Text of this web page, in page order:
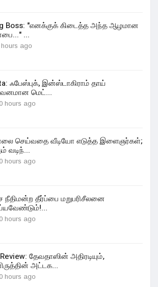
Boss: "எனக்குக் கிடைத்த அந்த ஆழமான
...
hours ago
ஃபேஸ்புக், இன்ஸ்டாகிராம் தாய்
மெட்...
hours ago
செய்வதை வீடியோ எடுத்த இளைஞர்கள்;
வடிந்...
hours ago
நீதிமன்ற தீர்ப்பை மறுபரிசீலனை
hours ago
தேவதாஸின் அதிரடியும்,
அட்டக...
hours ago